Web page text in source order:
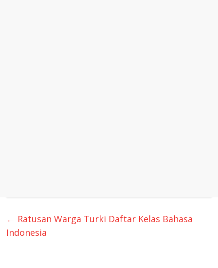
← Ratusan Warga Turki Daftar Kelas Bahasa
Indonesia